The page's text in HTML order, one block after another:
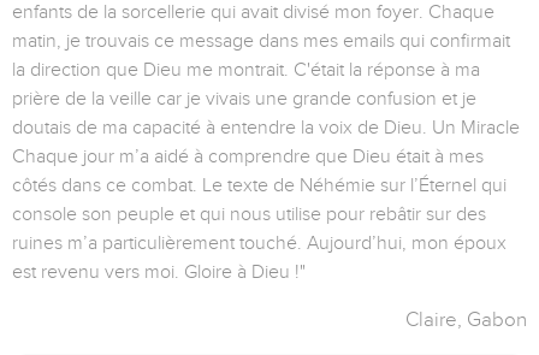
enfants de la sorcellerie qui avait divisé mon foyer. Chaque
matin, je trouvais ce message dans mes emails qui confirmait
la direction que Dieu me montrait. C'était la réponse à ma
prière de la veille car je vivais une grande confusion et je
doutais de ma capacité à entendre la voix de Dieu. Un Miracle
Chaque jour m’a aidé à comprendre que Dieu était à mes
côtés dans ce combat. Le texte de Néhémie sur l’Éternel qui
console son peuple et qui nous utilise pour rebâtir sur des
ruines m’a particulièrement touché. Aujourd’hui, mon époux
est revenu vers moi. Gloire à Dieu !"
Claire, Gabon